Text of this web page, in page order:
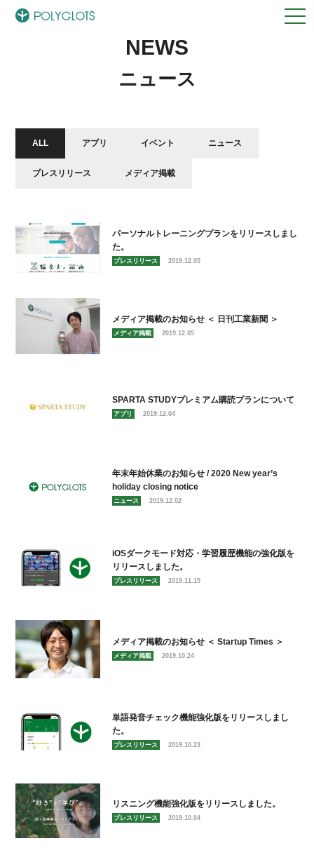
NEWS
ニュース
ALL アプリ イベント ニュース
プレスリリース メディア掲載
パーソナルトレーニングプランをリリースしまし
た。
プレスリリース 2019.12.05
メディア掲載のお知らせ ＜ 日刊工業新聞 ＞
メディア掲載 2019.12.05
SPARTA STUDYプレミアム購読プランについて
アプリ 2019.12.04
年末年始休業のお知らせ / 2020 New year’s
holiday closing notice
ニュース 2019.12.02
iOSダークモード対応・学習履歴機能の強化版を
リリースしました。
プレスリリース 2019.11.15
メディア掲載のお知らせ ＜ Startup Times ＞
メディア掲載 2019.10.24
単語発音チェック機能強化版をリリースしまし
た。
プレスリリース 2019.10.23
リスニング機能強化版をリリースしました。
プレスリリース 2019.10.04